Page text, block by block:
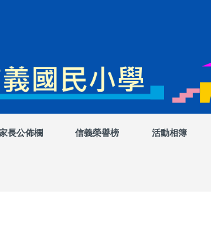
長公佈欄 信義榮譽榜 活動相簿